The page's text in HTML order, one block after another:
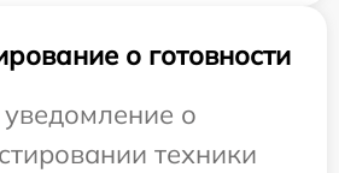
о готовности
о
техники